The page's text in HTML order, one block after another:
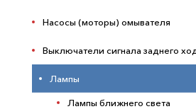
Насосы (моторы) омывателя
Выключатели сигнала заднего
Лампы
Лампы ближнего света